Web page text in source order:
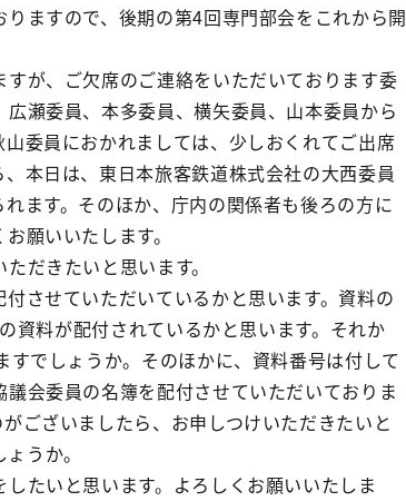
ますので、後期の第4回専門部会をこれから開
が、ご欠席のご連絡をいただいております委
瀬委員、本多委員、横矢委員、山本委員から
委員におかれましては、少しおくれてご出席
本日は、東日本旅客鉄道株式会社の大西委員
ます。そのほか、庁内の関係者も後ろの方に
願いいたします。
だきたいと思います。
させていただいているかと思います。資料の
資料が配付されているかと思います。それか
でしょうか。そのほかに、資料番号は付して
会委員の名簿を配付させていただいておりま
ございましたら、お申しつけいただきたいと
うか。
たいと思います。よろしくお願いいたしま